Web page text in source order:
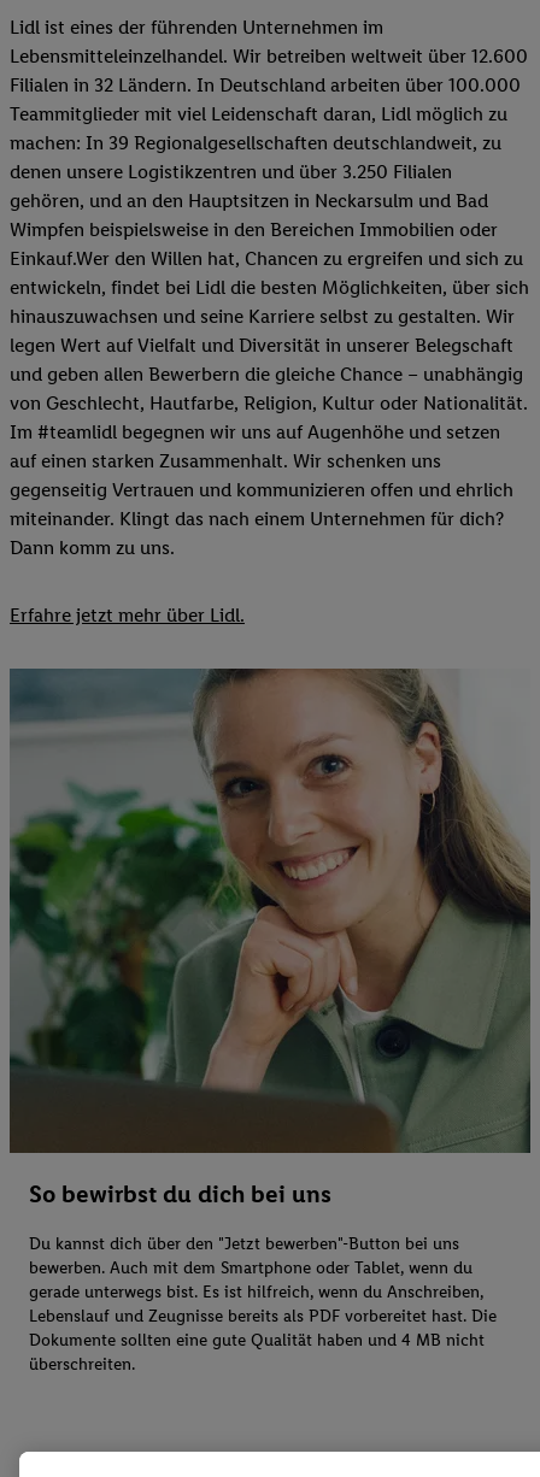
Lidl ist eines der führenden Unternehmen im
Lebensmitteleinzelhandel. Wir betreiben weltweit über 12.600
Filialen in 32 Ländern. In Deutschland arbeiten über 100.000
Teammitglieder mit viel Leidenschaft daran, Lidl möglich zu
machen: In 39 Regionalgesellschaften deutschlandweit, zu
denen unsere Logistikzentren und über 3.250 Filialen
gehören, und an den Hauptsitzen in Neckarsulm und Bad
Wimpfen beispielsweise in den Bereichen Immobilien oder
Einkauf.Wer den Willen hat, Chancen zu ergreifen und sich zu
entwickeln, findet bei Lidl die besten Möglichkeiten, über sich
hinauszuwachsen und seine Karriere selbst zu gestalten. Wir
legen Wert auf Vielfalt und Diversität in unserer Belegschaft
und geben allen Bewerbern die gleiche Chance – unabhängig
von Geschlecht, Hautfarbe, Religion, Kultur oder Nationalität.
Im #teamlidl begegnen wir uns auf Augenhöhe und setzen
auf einen starken Zusammenhalt. Wir schenken uns
gegenseitig Vertrauen und kommunizieren offen und ehrlich
miteinander. Klingt das nach einem Unternehmen für dich?
Dann komm zu uns.​
Erfahre jetzt mehr über Lidl.
So bewirbst du dich bei uns
Du kannst dich über den "Jetzt bewerben"-Button bei uns
bewerben. Auch mit dem Smartphone oder Tablet, wenn du
gerade unterwegs bist. Es ist hilfreich, wenn du Anschreiben,
Lebenslauf und Zeugnisse bereits als PDF vorbereitet hast. Die
Dokumente sollten eine gute Qualität haben und 4 MB nicht
überschreiten.